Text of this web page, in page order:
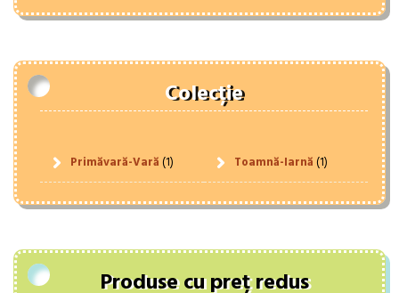
Colecție
Primăvară-Vară(1) Toamnă-Iarnă(1)
Produse cu preț redus